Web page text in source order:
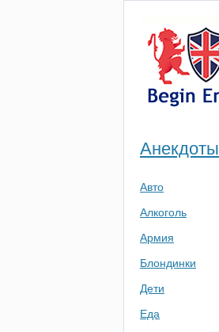
Анекдоты
Авто
Алкоголь
Армия
Блондинки
Дети
Еда